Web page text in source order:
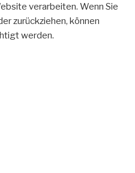
verarbeiten. Wenn Sie
zurückziehen, können
werden.